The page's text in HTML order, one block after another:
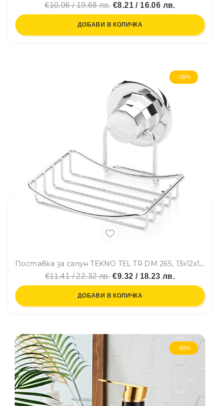
€10.06 / 19.68 лв.€8.21 / 16.06 лв.
ДОБАВИ В КОЛИЧКА
-18%
Поставка за сапун TEKNO TEL TR DM 265, 13х12х10 см, Вакуум, Хром
€11.41 / 22.32 лв. €9.32 / 18.23 лв.
ДОБАВИ В КОЛИЧКА
-60%